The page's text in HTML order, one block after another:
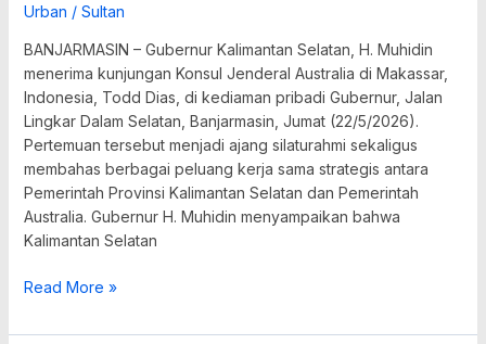
Urban / Sultan
BANJARMASIN – Gubernur Kalimantan Selatan, H. Muhidin
menerima kunjungan Konsul Jenderal Australia di Makassar,
Indonesia, Todd Dias, di kediaman pribadi Gubernur, Jalan
Lingkar Dalam Selatan, Banjarmasin, Jumat (22/5/2026).
Pertemuan tersebut menjadi ajang silaturahmi sekaligus
membahas berbagai peluang kerja sama strategis antara
Pemerintah Provinsi Kalimantan Selatan dan Pemerintah
Australia. Gubernur H. Muhidin menyampaikan bahwa
Kalimantan Selatan
Read More »